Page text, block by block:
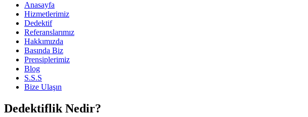
Anasayfa
Hizmetlerimiz
Dedektif
Referanslarımız
Hakkımızda
Basında Biz
Prensiplerimiz
Blog
S.S.S
Bize Ulaşın
Dedektiflik Nedir?